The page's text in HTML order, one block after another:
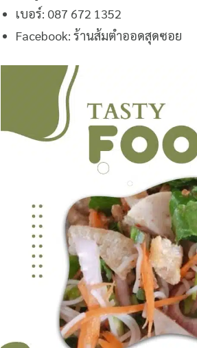
เบอร์: 087 672 1352
Facebook: ร้านส้มตำออดสุดซอย